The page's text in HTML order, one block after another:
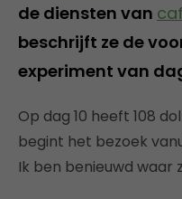
de diensten van
beschrijft ze de
experiment van
Op dag 10 heeft 108
begint het bezoek
Ik ben benieuwd waar